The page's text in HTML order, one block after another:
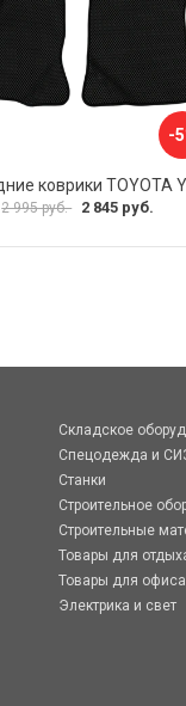
-
Передние коврики TOYOTA YARIS VERSO 1999-2006 ИП Муллаянов А. М. 2043311151304
2 995 руб. 2 845 руб.
Складское
Спецодежда и
Станки
Строительное
Строительные
Товары для
Товары для
Электрика и свет